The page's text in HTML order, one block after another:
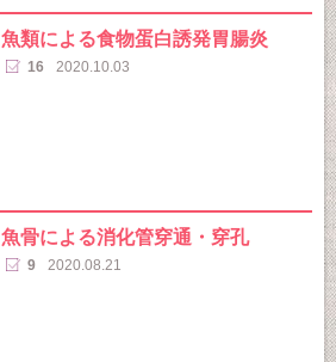
魚類による食物蛋白誘発胃腸炎
16 2020.10.03
魚骨による消化管穿通・穿孔
9 2020.08.21